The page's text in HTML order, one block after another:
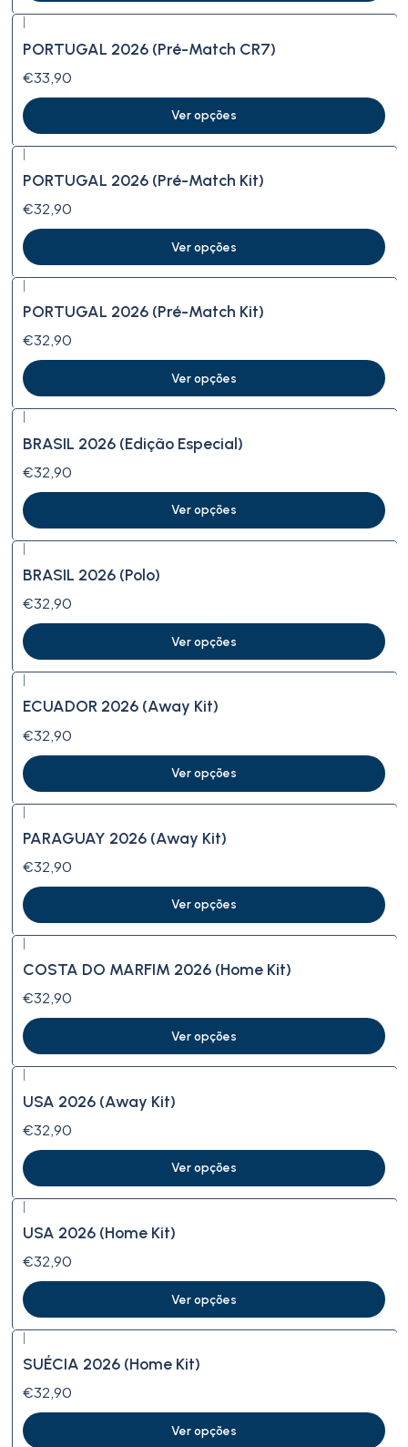
PORTUGAL 2026 (Pré-Match CR7)
€33,90
Ver opções
|
PORTUGAL 2026 (Pré-Match Kit)
€32,90
Ver opções
PORTUGAL 2026 (Pré-Match Kit)
€32,90
Ver opções
BRASIL 2026 (Edição Especial)
€32,90
Ver opções
BRASIL 2026 (Polo)
€32,90
Ver opções
ECUADOR 2026 (Away Kit)
€32,90
Ver opções
|
PARAGUAY 2026 (Away Kit)
€32,90
Ver opções
COSTA DO MARFIM 2026 (Home Kit)
€32,90
Ver opções
USA 2026 (Away Kit)
€32,90
Ver opções
|
USA 2026 (Home Kit)
€32,90
Ver opções
SUÉCIA 2026 (Home Kit)
€32,90
Ver opções